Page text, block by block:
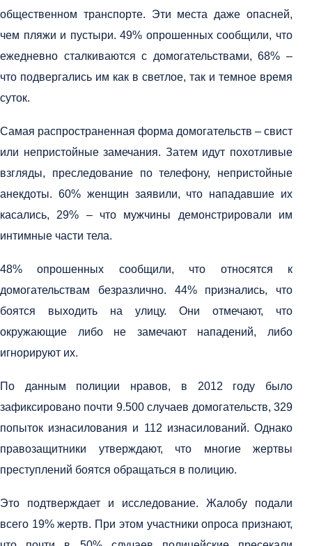
общественном транспорте. Эти места даже опасней,
чем пляжи и пустыри. 49% опрошенных сообщили, что
ежедневно сталкиваются с домогательствами, 68% –
что подвергались им как в светлое, так и темное время
суток.
Самая распространенная форма домогательств – свист
или непристойные замечания. Затем идут похотливые
взгляды, преследование по телефону, непристойные
анекдоты. 60% женщин заявили, что нападавшие их
касались, 29% – что мужчины демонстрировали им
интимные части тела.
48% опрошенных сообщили, что относятся к
домогательствам безразлично. 44% признались, что
боятся выходить на улицу. Они отмечают, что
окружающие либо не замечают нападений, либо
игнорируют их.
По данным полиции нравов, в 2012 году было
зафиксировано почти 9.500 случаев домогательств, 329
попыток изнасилования и 112 изнасилований. Однако
правозащитники утверждают, что многие жертвы
преступлений боятся обращаться в полицию.
Это подтверждает и исследование. Жалобу подали
всего 19% жертв. При этом участники опроса признают,